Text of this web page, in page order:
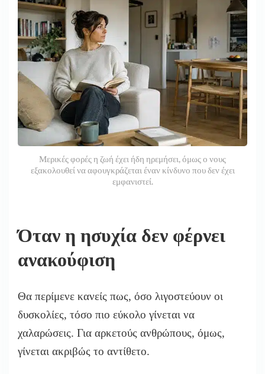
Μερικές φορές η ζωή έχει ήδη ηρεμήσει, όμως ο νους
εξακολουθεί να αφουγκράζεται έναν κίνδυνο που δεν έχει
εμφανιστεί.
Όταν η ησυχία δεν φέρνει
ανακούφιση
Θα περίμενε κανείς πως, όσο λιγοστεύουν οι
δυσκολίες, τόσο πιο εύκολο γίνεται να
χαλαρώσεις. Για αρκετούς ανθρώπους, όμως,
γίνεται ακριβώς το αντίθετο.